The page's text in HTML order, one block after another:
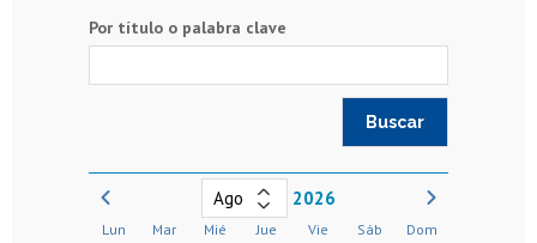
Por título o palabra clave
2026
Lun Mar Mié Jue Vie Sáb
Dom